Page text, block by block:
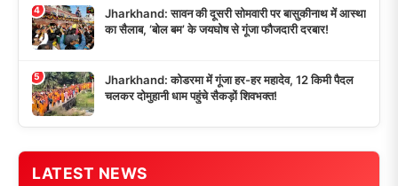
4
Jharkhand: सावन की दूसरी सोमवारी पर बासुकीनाथ में आस्था
का सैलाब, ‘बोल बम’ के जयघोष से गूंजा फौजदारी दरबार!
5
Jharkhand: कोडरमा में गूंजा हर-हर महादेव, 12 किमी पैदल
चलकर दोमुहानी धाम पहुंचे सैकड़ों शिवभक्त!
LATEST NEWS